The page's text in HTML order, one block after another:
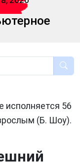
исполняется 56
(Б. Шоу).